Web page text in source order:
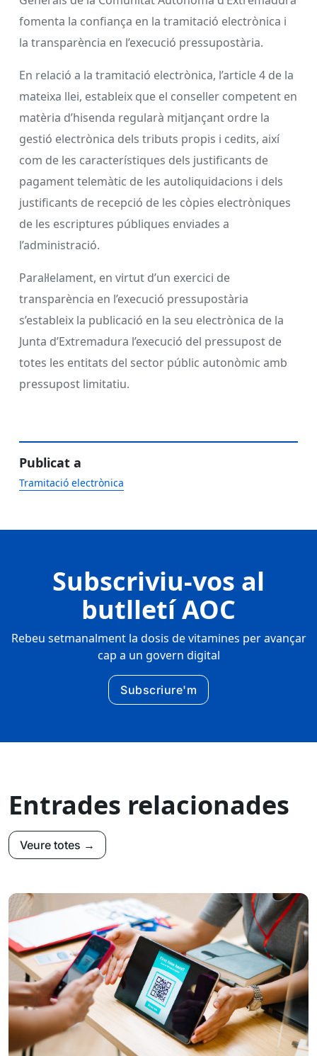
fomenta la confiança en la tramitació electrònica i
la transparència en l’execució pressupostària.
En relació a la tramitació electrònica, l’article 4 de la
mateixa llei, estableix que el conseller competent en
matèria d’hisenda regularà mitjançant ordre la
gestió electrònica dels tributs propis i cedits, així
com de les característiques dels justificants de
pagament telemàtic de les autoliquidacions i dels
justificants de recepció de les còpies electròniques
de les escriptures públiques enviades a
l’administració.
Paral·lelament, en virtut d’un exercici de
transparència en l’execució pressupostària
s’estableix la publicació en la seu electrònica de la
Junta d’Extremadura l’execució del pressupost de
totes les entitats del sector públic autonòmic amb
pressupost limitatiu.
Publicat a
Tramitació electrònica
Subscriviu-vos al
butlletí AOC
Rebeu setmanalment la dosis de vitamines per avançar
cap a un govern digital
Subscriure'm
Entrades relacionades
Veure totes →